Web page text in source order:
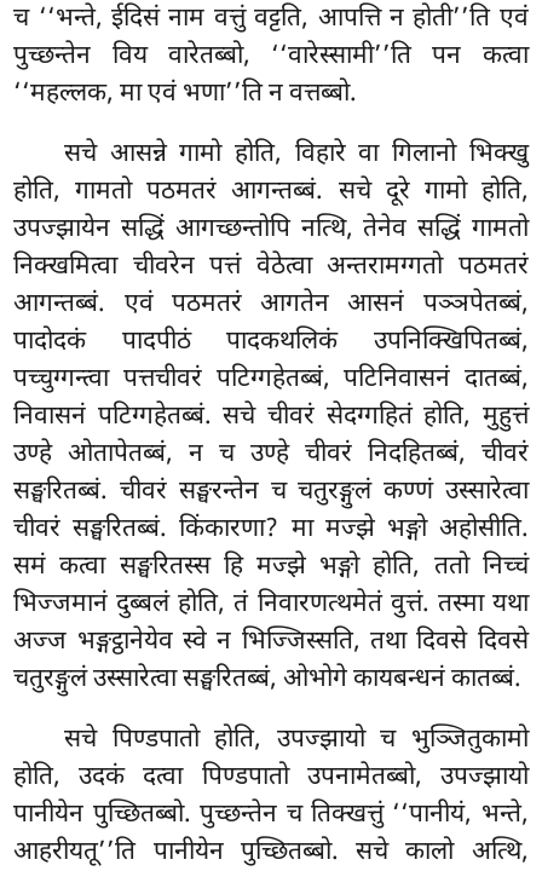
च ‘‘भन्ते, ईदिसं नाम वत्तुं वट्टति, आपत्ति न होती’’ति एवं
पुच्छन्तेन विय वारेतब्बो, ‘‘वारेस्सामी’’ति पन कत्वा
‘‘महल्लक, मा एवं भणा’’ति न वत्तब्बो.
सचे आसन्ने गामो होति, विहारे वा गिलानो भिक्खु
होति, गामतो पठमतरं आगन्तब्बं. सचे दूरे गामो होति,
उपज्झायेन सद्धिं आगच्छन्तोपि नत्थि, तेनेव सद्धिं गामतो
निक्खमित्वा चीवरेन पत्तं वेठेत्वा अन्तरामग्गतो पठमतरं
आगन्तब्बं. एवं पठमतरं आगतेन आसनं पञ्ञपेतब्बं,
पादोदकं पादपीठं पादकथलिकं उपनिक्खिपितब्बं,
पच्चुग्गन्त्वा पत्तचीवरं पटिग्गहेतब्बं, पटिनिवासनं दातब्बं,
निवासनं पटिग्गहेतब्बं. सचे चीवरं सेदग्गहितं होति, मुहुत्तं
उण्हे ओतापेतब्बं, न च उण्हे चीवरं निदहितब्बं, चीवरं
सङ्घरितब्बं. चीवरं सङ्घरन्तेन च चतुरङ्गुलं कण्णं उस्सारेत्वा
चीवरं सङ्घरितब्बं. किंकारणा? मा मज्झे भङ्गो अहोसीति.
समं कत्वा सङ्घरितस्स हि मज्झे भङ्गो होति, ततो निच्चं
भिज्जमानं दुब्बलं होति, तं निवारणत्थमेतं वुत्तं. तस्मा यथा
अज्ज भङ्गट्ठानेयेव स्वे न भिज्जिस्सति, तथा दिवसे दिवसे
चतुरङ्गुलं उस्सारेत्वा सङ्घरितब्बं, ओभोगे कायबन्धनं कातब्बं.
सचे पिण्डपातो होति, उपज्झायो च भुञ्जितुकामो
होति, उदकं दत्वा पिण्डपातो उपनामेतब्बो, उपज्झायो
पानीयेन पुच्छितब्बो. पुच्छन्तेन च तिक्खत्तुं ‘‘पानीयं, भन्ते,
आहरीयतू’’ति पानीयेन पुच्छितब्बो. सचे कालो अत्थि,